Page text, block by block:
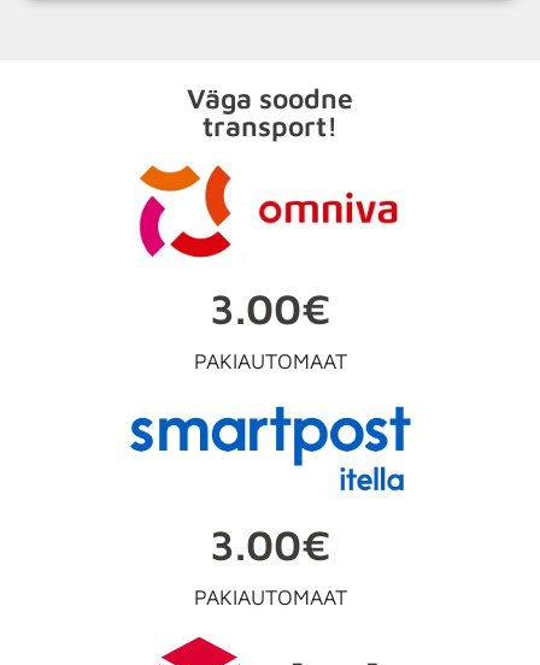
Väga soodne
transport!
3.00€
PAKIAUTOMAAT
3.00€
PAKIAUTOMAAT